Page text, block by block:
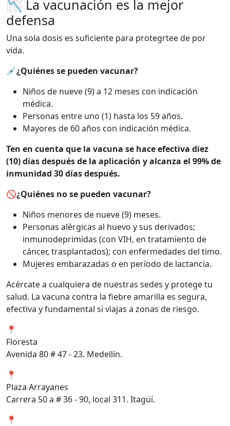
📉 La vacunación es la mejor
defensa
Una sola dosis es suficiente para protegrtee de por
vida.
💉¿Quiénes se pueden vacunar?
Niños de nueve (9) a 12 meses con indicación
médica.
Personas entre uno (1) hasta los 59 años.
Mayores de 60 años con indicación médica.
Ten en cuenta que la vacuna se hace efectiva diez
(10) días después de la aplicación y alcanza el 99% de
inmunidad 30 días después.
🚫¿Quiénes no se pueden vacunar?
Niños menores de nueve (9) meses.
Personas alérgicas al huevo y sus derivados;
inmunodeprimidas (con VIH, en tratamiento de
cáncer, trasplantados); con enfermedades del timo.
Mujeres embarazadas o en período de lactancia.
Acércate a cualquiera de nuestras sedes y protege tu
salud. La vacuna contra la fiebre amarilla es segura,
efectiva y fundamental si viajas a zonas de riesgo.
📍
Floresta
Avenida 80 # 47 - 23. Medellín.
📍
Plaza Arrayanes
Carrera 50 a # 36 - 90, local 311. Itagüí.
📍